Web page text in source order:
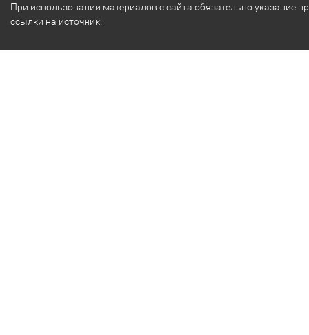
При использовании материалов с сайта обязательно указание
ссылки на источник.